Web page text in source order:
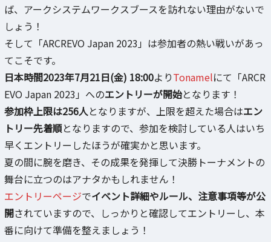
ば、アークシステムワークスブースを訪れない理由がないで
しょう！
そして「ARCREVO Japan 2023」は参加者の熱い戦いがあっ
てこそです。
日本時間2023年7月21日(金) 18:00よりTonamelにて「ARCR
EVO Japan 2023」へのエントリーが開始となります！
参加枠上限は256人となりますが、上限を超えた場合はエン
トリー先着順となりますので、参加を検討している人はいち
早くエントリーしたほうが確実かと思います。
夏の間に腕を磨き、その成果を発揮して決勝トーナメントの
舞台に立つのはアナタかもしれません！
エントリーページでイベント詳細やルール、注意事項等が公
開されていますので、しっかりと確認してエントリーし、本
番に向けて準備を整えましょう！